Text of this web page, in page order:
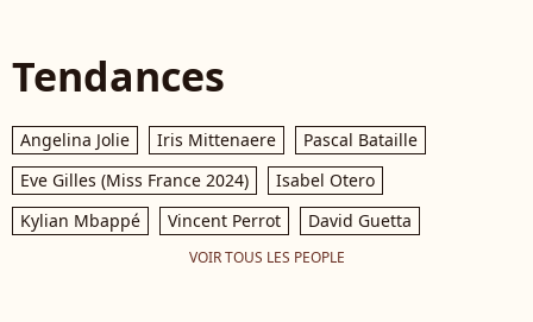
Tendances
Angelina Jolie Iris Mittenaere
Pascal Bataille
Eve Gilles (Miss France 2024)
Isabel Otero
Kylian Mbappé
Vincent Perrot David Guetta
VOIR TOUS LES PEOPLE